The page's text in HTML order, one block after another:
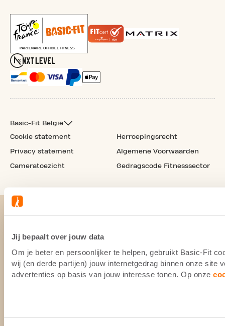
Jij bepaalt over jouw data
Om je beter en persoonlijker te helpen, gebruikt Basic-Fit
wij (en derde partijen) jouw internetgedrag binnen onze site
advertenties op basis van jouw interesse tonen. Op onze
Basic-Fit België
Cookie statement
Privacy statement
Cameratoezicht
Herroepingsrecht
Algemene Voorwaarden
Gedragscode Fitnesssector